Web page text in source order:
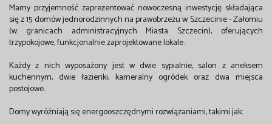
Mamy przyjemność zaprezentować nowoczesną inwestycję składająca
się z 15 domów jednorodzinnych na prawobrzeżu w Szczecinie - Załomiu
(w granicach administracyjnych Miasta Szczecin), oferujących
trzypokojowe, funkcjonalnie zaprojektowane lokale.
Każdy z nich wyposażony jest w dwie sypialnie, salon z aneksem
kuchennym, dwie łazienki, kameralny ogródek oraz dwa miejsca
postojowe.
Domy wyróżniają się energooszczędnymi rozwiązaniami, takimi jak: